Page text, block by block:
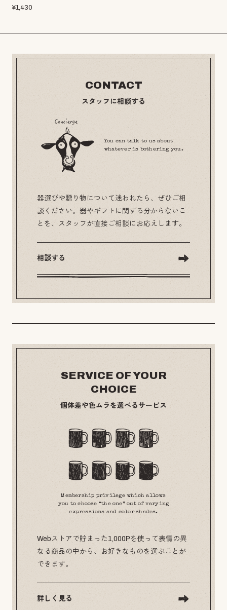
¥1,430
CONTACT
スタッフに相談する
You can talk to us about
whatever is bothering you.
器選びや贈り物について迷われたら、ぜひご相
談ください。器やギフトに関する分からないこ
とを、スタッフが直接ご相談にお応えします。
相談する
SERVICE OF YOUR
CHOICE
個体差や色ムラを選べるサービス
Membership privilege which allows
you to choose “the one” out of varying
expressions and color shades.
Webストアで貯まった1,000Pを使って表情の異
なる商品の中から、お好きなものを選ぶことが
できます。
詳しく見る